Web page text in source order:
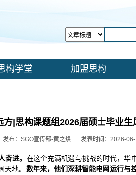
构学堂 加盟思构
|思构课题组2026届硕士毕业生
发布：SGO宣传部-黄之焕 发表时间：2026-06-
奋进。 在这个充满机遇与挑战的时代，华
天地。 数年来，他们深耕智能电网运行与